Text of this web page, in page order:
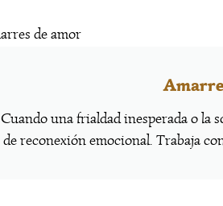
Cuando una frialdad inesperada o la
de reconexión emocional. Trabaja